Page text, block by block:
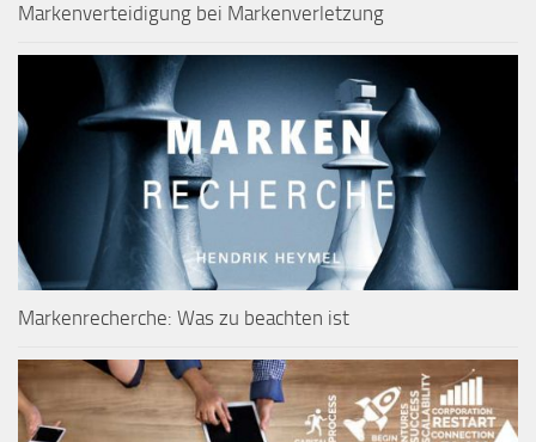
Markenverteidigung bei Markenverletzung
Markenrecherche: Was zu beachten ist